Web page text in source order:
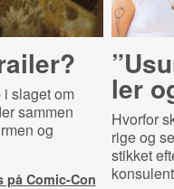
i slaget om
sammen
og
på Comic-Con
ler
Hvorfor
rige og
stikket